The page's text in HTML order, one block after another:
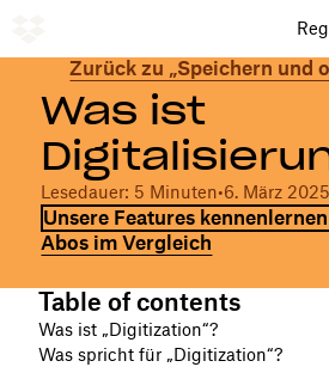
Zurück zu „Speichern und
Was ist
Lesedauer: 5 Minuten•6. März 2025
Unsere Features kennenlernen
Abos im Vergleich
Table of contents
Was ist „Digitization“?
Was spricht für „Digitization“?